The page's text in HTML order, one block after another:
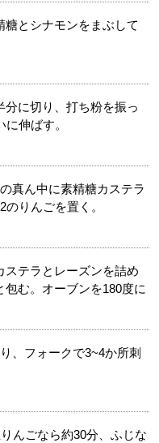
糖とシナモンをまぶして
に切り、打ち粉を振っ
伸ばす。
真ん中に素精糖カステラ
りんごを置く。
テラとレーズンを詰め
む。オーブンを180度に
、フォークで3~4か所刺
んごなら約30分、ふじな